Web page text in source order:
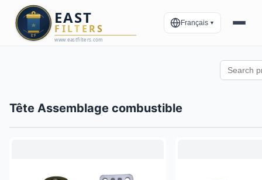
Français ▼
Tête Assemblage combustible